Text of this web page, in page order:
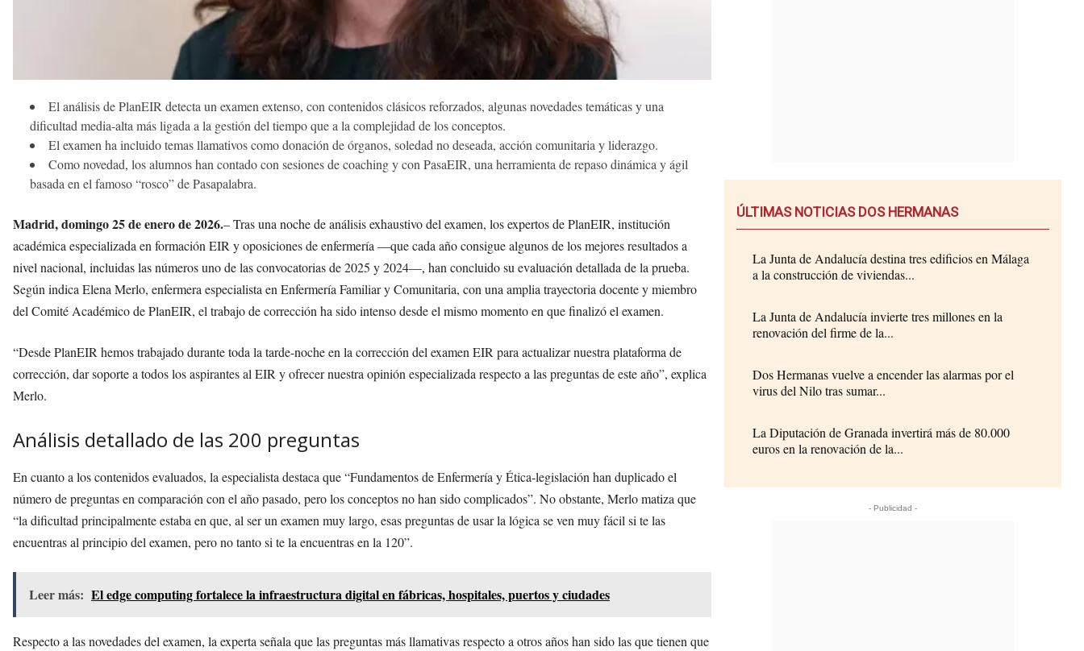
El análisis de PlanEIR detecta un examen extenso, con contenidos clásicos reforzados, algunas novedades temáticas y una
dificultad media-alta más ligada a la gestión del tiempo que a la complejidad de los conceptos.
El examen ha incluido temas llamativos como donación de órganos, soledad no deseada, acción comunitaria y liderazgo.
Como novedad, los alumnos han contado con sesiones de coaching y con PasaEIR, una herramienta de repaso dinámica y ágil
basada en el famoso “rosco” de Pasapalabra.
Madrid, domingo 25 de enero de 2026.– Tras una noche de análisis exhaustivo del examen, los expertos de PlanEIR, institución
académica especializada en formación EIR y oposiciones de enfermería —que cada año consigue algunos de los mejores resultados a
nivel nacional, incluidas las números uno de las convocatorias de 2025 y 2024—, han concluido su evaluación detallada de la prueba.
Según indica Elena Merlo, enfermera especialista en Enfermería Familiar y Comunitaria, con una amplia trayectoria docente y miembro
del Comité Académico de PlanEIR, el trabajo de corrección ha sido intenso desde el mismo momento en que finalizó el examen.
“Desde PlanEIR hemos trabajado durante toda la tarde-noche en la corrección del examen EIR para actualizar nuestra plataforma de
corrección, dar soporte a todos los aspirantes al EIR y ofrecer nuestra opinión especializada respecto a las preguntas de este año”, explica
Merlo.
Análisis detallado de las 200 preguntas
En cuanto a los contenidos evaluados, la especialista destaca que “Fundamentos de Enfermería y Ética-legislación han duplicado el
número de preguntas en comparación con el año pasado, pero los conceptos no han sido complicados”. No obstante, Merlo matiza que
“la dificultad principalmente estaba en que, al ser un examen muy largo, esas preguntas de usar la lógica se ven muy fácil si te las
encuentras al principio del examen, pero no tanto si te la encuentras en la 120”.
Leer más: El edge computing fortalece la infraestructura digital en fábricas, hospitales, puertos y ciudades
Respecto a las novedades del examen, la experta señala que las preguntas más llamativas respecto a otros años han sido las que tienen que
ÚLTIMAS NOTICIAS DOS HERMANAS
La Junta de Andalucía destina tres edificios en Málaga
a la construcción de viviendas...
La Junta de Andalucía invierte tres millones en la
renovación del firme de la...
Dos Hermanas vuelve a encender las alarmas por el
virus del Nilo tras sumar...
La Diputación de Granada invertirá más de 80.000
euros en la renovación de la...
- Publicidad -